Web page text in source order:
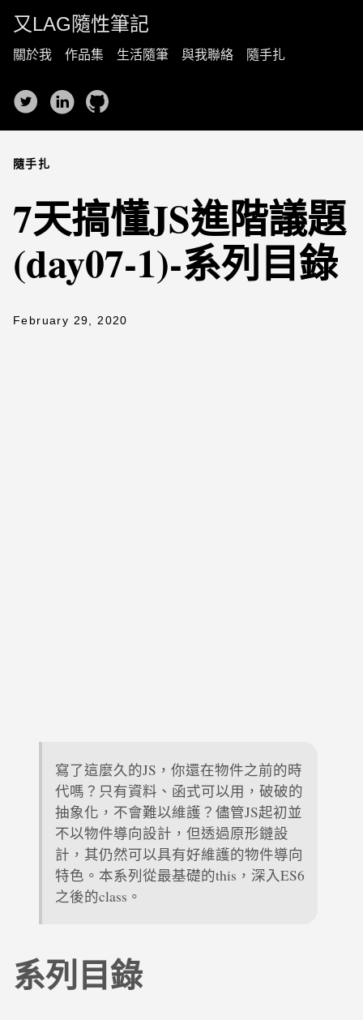
又LAG隨性筆記
關於我 作品集 生活隨筆 與我聯絡 隨手扎
隨手扎
7天搞懂JS進階議題
(day07-1)-系列目錄
February 29, 2020
寫了這麼久的JS，你還在物件之前的時
代嗎？只有資料、函式可以用，破破的
抽象化，不會難以維護？儘管JS起初並
不以物件導向設計，但透過原形鏈設
計，其仍然可以具有好維護的物件導向
特色。本系列從最基礎的this，深入ES6
之後的class。
系列目錄